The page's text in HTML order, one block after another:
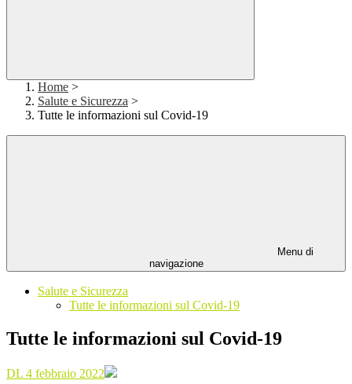
Home >
Salute e Sicurezza >
Tutte le informazioni sul Covid-19
Menu di
navigazione
Salute e Sicurezza
Tutte le informazioni sul Covid-19
Tutte le informazioni sul Covid-19
DL 4 febbraio 2022